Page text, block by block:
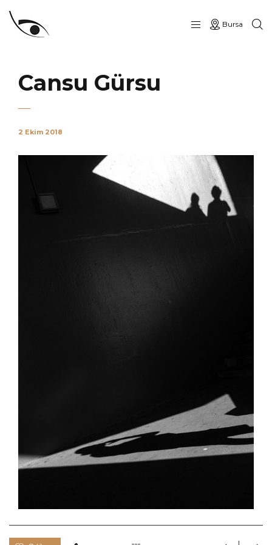
Bursa
Cansu Gürsu
2 Ekim 2018